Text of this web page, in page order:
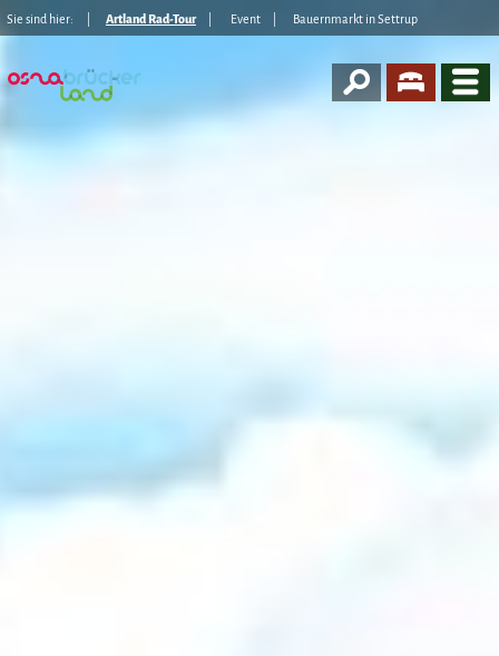
Sie sind hier: Artland Rad-Tour Event Bauernmarkt in Settrup